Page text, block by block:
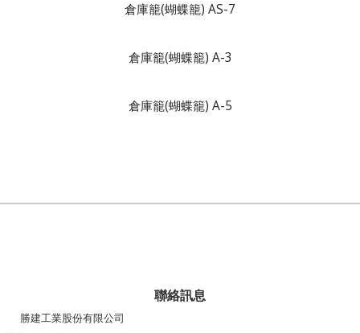
倉庫籠(蝴蝶籠) AS-7
倉庫籠(蝴蝶籠) A-3
倉庫籠(蝴蝶籠) A-5
聯絡訊息
勝建工業股份有限公司